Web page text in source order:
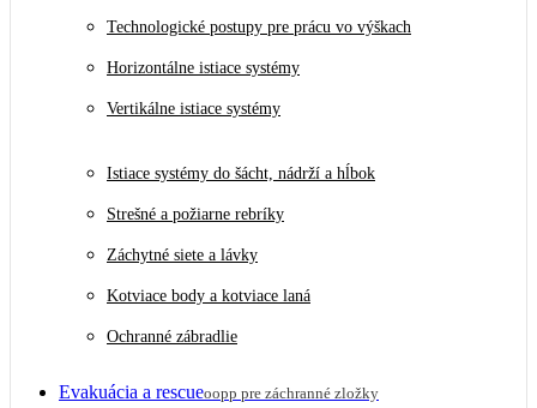
Technologické postupy pre prácu vo výškach
Horizontálne istiace systémy
Vertikálne istiace systémy
Istiace systémy do šácht, nádrží a hĺbok
Strešné a požiarne rebríky
Záchytné siete a lávky
Kotviace body a kotviace laná
Ochranné zábradlie
Evakuácia a rescueoopp pre záchranné zložky